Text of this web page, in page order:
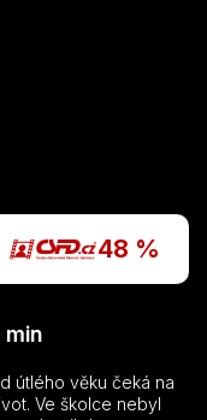
48 %
útlého věku čeká na
Ve školce nebyl